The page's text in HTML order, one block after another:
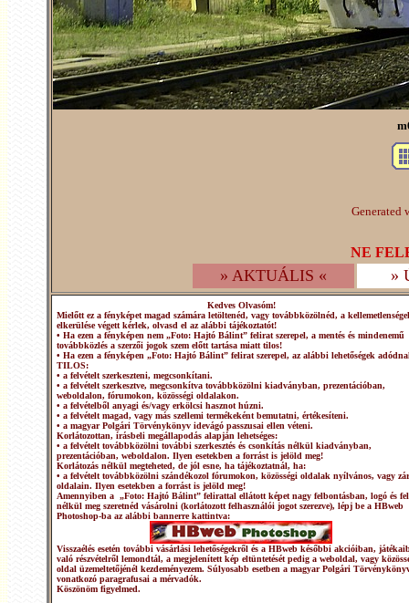
Generated
NE
» AKTUÁLIS « »
Kedves Olvasóm!
Mielőtt ez a fényképet magad számára letöltenéd, vagy továbbközölnéd, a
elkerülése végett kérlek, olvasd el az alábbi tájékoztatót!
• Ha ezen a fényképen nem „Foto: Hajtó Bálint” felirat szerepel, a mentés és mindenemű
továbbközlés a szerzői jogok szem előtt tartása miatt tilos!
• Ha ezen a fényképen „Foto: Hajtó Bálint” felirat szerepel, az alábbi lehetőségek
TILOS:
• a felvételt szerkeszteni, megcsonkítani.
• a felvételt szerkesztve, megcsonkítva továbbközölni kiadványban, prezentációban,
weboldalon, fórumokon, közösségi oldalakon.
• a felvételből anyagi és/vagy erkölcsi hasznot húzni.
• a felvételt magad, vagy más szellemi termékeként bemutatni, értékesíteni.
• a magyar Polgári Törvénykönyv idevágó passzusai ellen véteni.
Korlátozottan, írásbeli megállapodás alapján lehetséges:
• a felvételt továbbközölni további szerkesztés és csonkítás nélkül kiadványban,
prezentációban, weboldalon. Ilyen esetekben a forrást is jelöld meg!
Korlátozás nélkül megteheted, de jól esne, ha tájékoztatnál, ha:
• a felvételt továbbközölni szándékozol fórumokon, közösségi oldalak nyílvános, vagy
oldalain. Ilyen esetekben a forrást is jelöld meg!
Amennyiben a „Foto: Hajtó Bálint” felirattal ellátott képet nagy felbontásban, logó és
nélkül meg szeretnéd vásárolni (korlátozott felhasználói jogot szerezve), lépj be a HBweb
Photoshop-ba az alábbi bannerre kattintva:
Visszaélés esetén további vásárlási lehetőségekről és a HBweb későbbi akcióiban,
való részvételről lemondtál, a megjelenített kép eltüntetését pedig a weboldal, vagy
oldal üzemeltetőjénél kezdeményezem. Súlyosabb esetben a magyar Polgári
vonatkozó paragrafusai a mérvadók.
Köszönöm figyelmed.